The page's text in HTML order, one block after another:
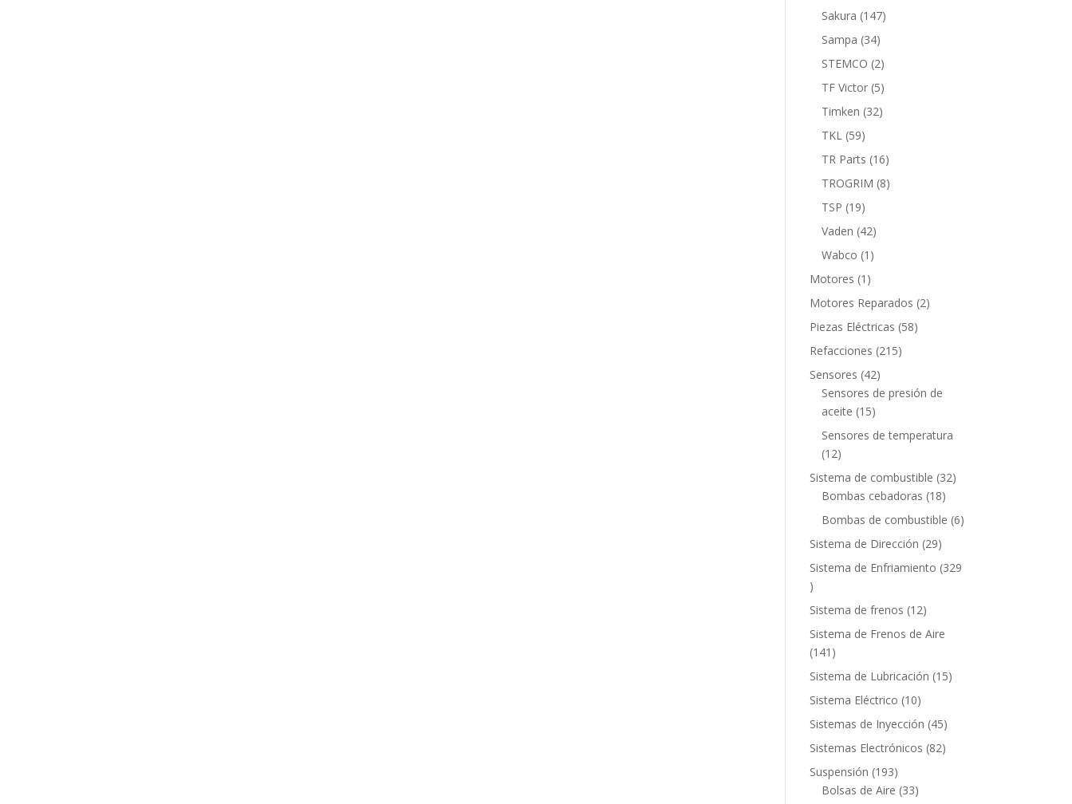
productos
Sakura 147147
Sampa 3434
productos
STEMCO 22
productos
TF Victor 55
productos
Timken 3232
TKL 5959
productos
TR Parts 1616
productos
TROGRIM 88
TSP 1919
productos
Vaden 4242
productos
Wabco 1 1
Motores 1 1
producto
Motores Reparados 22
Piezas Eléctricas 5858
Refacciones 215215
Sensores 4242
productos
Sensores de presión de
aceite 1515
productos
Sensores de temperatura
1212
productos
Sistema de combustible 3232
Bombas cebadoras 1818
productos
Bombas de combustible 66
Sistema de Dirección 2929
productos
Sistema de Enfriamiento 329
329
productos
Sistema de frenos 1212
productos
Sistema de Frenos de Aire
141 141
productos
Sistema de Lubricación 1515
Sistema Eléctrico 1010
productos
Sistemas de Inyección 4545
productos
Sistemas Electrónicos 8282
Suspensión 193193
productos
Bolsas de Aire 3333